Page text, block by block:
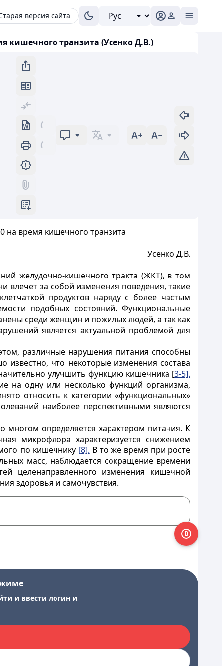
версия сайта
кишечного транзита (Усенко Д.В.)
на время кишечного транзита
Усенко Д.В.
желудочно-кишечного тракта (ЖКТ), в том
влечет за собой изменения поведения, такие
продуктов наряду с более частым
подобных состояний. Функциональные
среди женщин и пожилых людей, а так как
является актуальной проблемой для
различные нарушения питания способны
известно, что некоторые изменения состава
улучшить функцию кишечника [3-5].
на одну или несколько функций организма,
относить к категории «функциональных»
наиболее перспективными являются
определяется характером питания. К
микрофлора характеризуется снижением
по кишечнику [8]. В то же время при росте
масс, наблюдается сокращение времени
целенаправленного изменения кишечной
здоровья и самочувствия.
и ввести логин и